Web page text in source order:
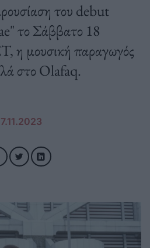
του debut
το Σάββατο 18
η μουσική παραγωγός
στο Olafaq.